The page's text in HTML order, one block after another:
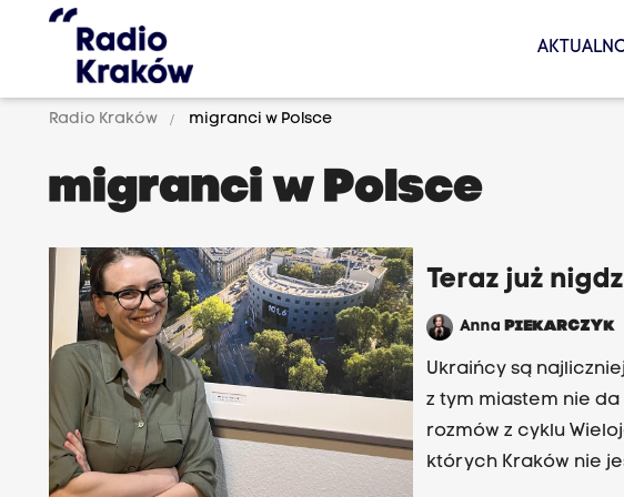
Radio Kraków migranci w Polsce
migranci w Polsce
Teraz już
AnnaPIEKARCZYK
Ukraińcy są
z tym miastem nie
rozmów z cyklu
których Kraków nie